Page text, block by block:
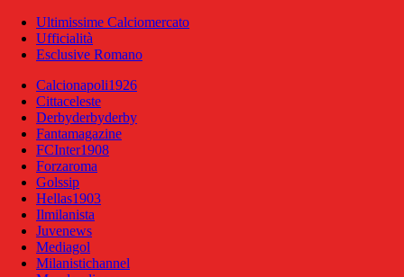
Ultimissime Calciomercato
Ufficialità
Esclusive Romano
Calcionapoli1926
Cittaceleste
Derbyderbyderby
Fantamagazine
FCInter1908
Forzaroma
Golssip
Hellas1903
Ilmilanista
Juvenews
Mediagol
Milanistichannel